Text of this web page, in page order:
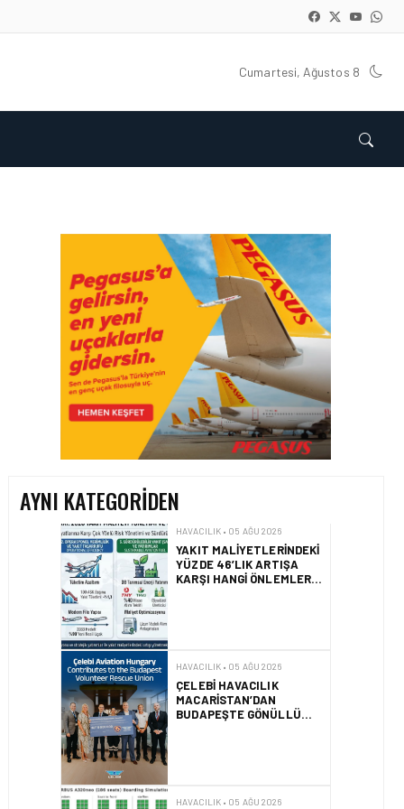
Cumartesi, Ağustos 8
AYNI KATEGORIDEN
HAVACILIK • 06 AĞU 2026
HITIT BILIŞIM 500’DE
SEKTÖREL YAZILIM
BIRINCISI
HAVACILIK • 05 AĞU 2026
YAKIT MALIYETLERINDEKI
YÜZDE 46’LIK ARTIŞA
KARŞI HANGI ÖNLEMLER
ALINIYOR?
ÇELEBI HAVACILIK
MACARISTAN’DAN
BUDAPEŞTE GÖNÜLLÜ
KURTARMA BIRLIĞI’NE
AIRBUS A320NEO
UÇAKLARINDA YOLCU
BINIŞ SÜREÇLERI
SIMÜLASYONLA TEST